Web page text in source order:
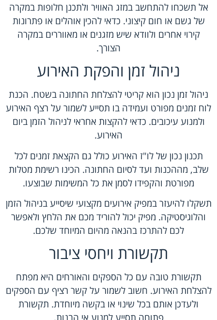
אל תשכחו להתחשב במזג האוויר ולתכנן חלופות במקרה
של גשם או חום קיצוני. כדאי להכין אוהלים או פתרונות
קירוי אחרים ולוודא שיש מזגנים או מאווררים במקרה
הצורך.
ניהול זמן והפקת האירוע
ניהול זמן נכון הוא קריטי להצלחת החתונה בשטח. הכנת
לוח זמנים מפורט ועמידה בו תסייע לשמור על רצף האירוע
ולמנוע עיכובים. כדאי להקצות אחראי לניהול הזמן ביום
האירוע.
תכנון נכון של לו"ז האירוע כולל גם הקצאת זמנים לכל
שלב, מההכנות ועד לסיום החתונה. הכינו רשימת מטלות
מפורטת והקפידו לסמן את כל המשימות שבוצעו.
תשקלו להיעזר במפיק אירועים מקצועי שיסייע בניהול הזמן
והלוגיסטיקה. מפיק יכול להוריד מכם את הלחץ ולאפשר
לכם להתרכז בהנאה מהיום המיוחד שלכם.
תקשורת ויחסי ציבור
תקשורת טובה עם כל הספקים והאורחים היא מפתח
להצלחת האירוע. חשוב לשמור על קשר רציף עם הספקים
ולעדכן אותם בכל שינוי או בקשה מיוחדת. תקשורת